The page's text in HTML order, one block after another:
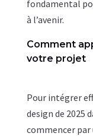
fondamental
à l’avenir.
Comment
votre projet
Pour intégrer
design de 2025
commencer